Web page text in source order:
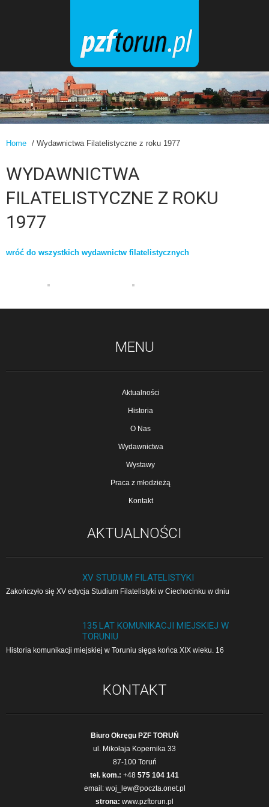
Home / Wydawnictwa Filatelistyczne z roku 1977
WYDAWNICTWA
FILATELISTYCZNE Z ROKU
1977
wróć do wszystkich wydawnictw filatelistycznych
MENU
Aktualności
Historia
O Nas
Wydawnictwa
Wystawy
Praca z młodzieżą
Kontakt
AKTUALNOŚCI
XV STUDIUM FILATELISTYKI
Zakończyło się XV edycja Studium Filatelistyki w Cie­cho­cin­ku w dniu
135 LAT KOMUNIKACJI MIEJSKIEJ W
TORUNIU
Historia komunikacji miejskiej w Toruniu sięga końca XIX wieku. 16
KONTAKT
Biuro Okręgu PZF TORUŃ
ul. Mikołaja Kopernika 33
87-100 Toruń
tel. kom.: +48 575 104 141
email: woj_lew@poczta.onet.pl
strona: www.pzftorun.pl